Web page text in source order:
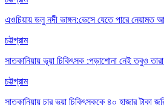
এওচিয়ায় ডলু নদী ভাঙ্গন:ভেসে যেতে পারে নেয়ামত
চট্টগ্রাম
সাতকানিয়ায় ভূয়া চিকিৎসক :পড়াশোনা নেই তবুও
চট্টগ্রাম
সাতকানিয়ায় চার ভুয়া চিকিৎসককে ৪০ হাজার টাকা